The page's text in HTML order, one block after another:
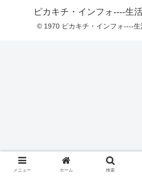
ピカキチ・インフォ----生
© 1970 ピカキチ・インフォ----生
メニュー ホーム 検索